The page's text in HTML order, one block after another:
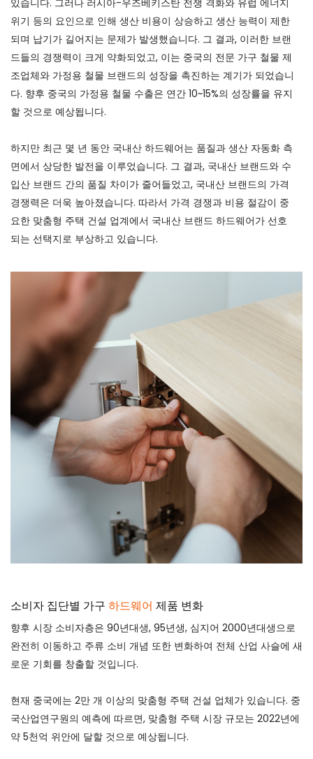
있습니다. 그러나 러시아-우즈베키스탄 전쟁 격화와 유럽 에너지
위기 등의 요인으로 인해 생산 비용이 상승하고 생산 능력이 제한
되며 납기가 길어지는 문제가 발생했습니다. 그 결과, 이러한 브랜
드들의 경쟁력이 크게 약화되었고, 이는 중국의 전문 가구 철물 제
조업체와 가정용 철물 브랜드의 성장을 촉진하는 계기가 되었습니
다. 향후 중국의 가정용 철물 수출은 연간 10~15%의 성장률을 유지
할 것으로 예상됩니다.
하지만 최근 몇 년 동안 국내산 하드웨어는 품질과 생산 자동화 측
면에서 상당한 발전을 이루었습니다. 그 결과, 국내산 브랜드와 수
입산 브랜드 간의 품질 차이가 줄어들었고, 국내산 브랜드의 가격
경쟁력은 더욱 높아졌습니다. 따라서 가격 경쟁과 비용 절감이 중
요한 맞춤형 주택 건설 업계에서 국내산 브랜드 하드웨어가 선호
되는 선택지로 부상하고 있습니다.
소비자 집단별 가구 하드웨어 제품 변화
향후 시장 소비자층은 90년대생, 95년생, 심지어 2000년대생으로
완전히 이동하고 주류 소비 개념 또한 변화하여 전체 산업 사슬에 새
로운 기회를 창출할 것입니다.
현재 중국에는 2만 개 이상의 맞춤형 주택 건설 업체가 있습니다. 중
국산업연구원의 예측에 따르면, 맞춤형 주택 시장 규모는 2022년에
약 5천억 위안에 달할 것으로 예상됩니다.